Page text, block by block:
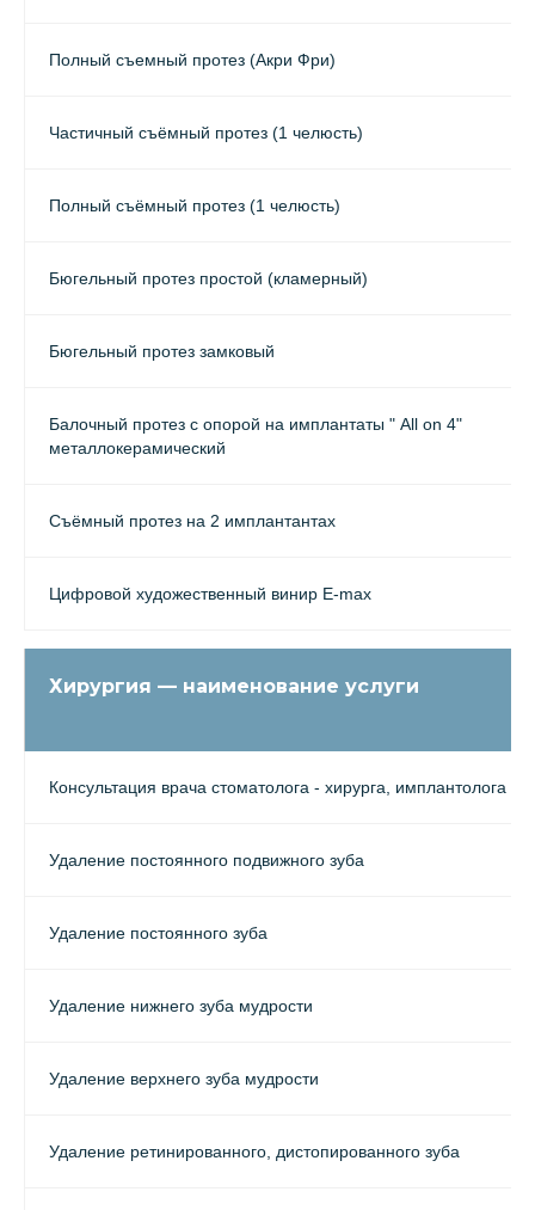
Полный съемный протез (Акри Фри)
Частичный съёмный протез (1 челюсть)
Полный съёмный протез (1 челюсть)
Бюгельный протез простой (кламерный)
Бюгельный протез замковый
Балочный протез с опорой на имплантаты " All on 4"
металлокерамический
Съёмный протез на 2 имплантантах
Цифровой художественный винир E-max
Хирургия — наименование услуги
Консультация врача стоматолога - хирурга, имплантолога
Удаление постоянного подвижного зуба
Удаление постоянного зуба
Удаление нижнего зуба мудрости
Удаление верхнего зуба мудрости
Удаление ретинированного, дистопированного зуба